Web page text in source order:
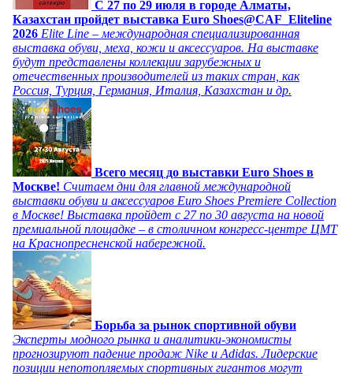
C 27 по 29 июля в городе Алматы,
Казахстан пройдет выставка Euro Shoes@CAF_Eliteline
2026 Elite Line – международная специализированная
выставка обуви, меха, кожи и аксессуаров. На выставке
будут представлены коллекции зарубежных и
отечественных производителей из таких стран, как
Россия, Турция, Германия, Италия, Казахстан и др.
Всего месяц до выставки Euro Shoes в
Москве! Считаем дни для главной международной
выставки обуви и аксессуаров Euro Shoes Premiere Collection
в Москве! Выставка пройдет с 27 по 30 августа на новой
премиальной площадке – в столичном конгресс-центре ЦМТ
на Краснопресненской набережной.
Борьба за рынок спортивной обуви
Эксперты модного рынка и аналитики-экономисты
прогнозируют падение продаж Nike и Adidas. Лидерские
позиции непотопляемых спортивных гигантов могут